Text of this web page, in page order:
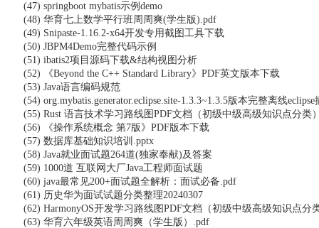
(47) springboot mybatis示例demo
(48) 华育七上数学平行班周周爽(学生版).pdf
(49) Snipaste-1.16.2-x64开发专用截图工具下载
(50) JBPM4Demo完整代码示例
(51) ibatis2项目源码下载&结构视图分析
(52) 《Beyond the C++ Standard Library》PDF英文版本下载
(53) Java语言编码规范
(54) org.mybatis.generator.eclipse.site-1.3.3~1.3.5版本完整离线eclipse
(55) Rust 语言技术学习路线图PDF文档（初级中级高级知识点分类
(56) 《操作系统概念 第7版》PDF版本下载
(57) 数据库基础知识培训.pptx
(58) Java就业面试题264道(独家奉献)及答案
(59) 1000道 互联网大厂Java工程师面试题
(60) java最常见200+面试题全解析：面试必备.pdf
(61) 历史华为面试试题分类整理20240307
(62) HarmonyOS开发学习路线图PDF文档（初级中级高级知识点分
(63) 华育六年级英语周周爽（学生版）.pdf